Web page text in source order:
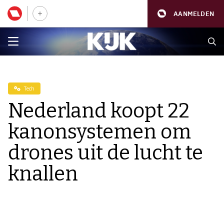
AANMELDEN
Tech
Nederland koopt 22
kanonsystemen om
drones uit de lucht te
knallen